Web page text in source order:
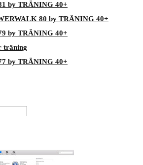
by TRÄNING 40+
80 by TRÄNING 40+
by TRÄNING 40+
träning
by TRÄNING 40+